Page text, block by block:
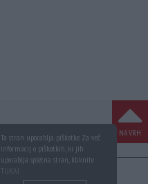
NA VRH
Ta stran uporablja piškotke. Za več
informacij o piškotkih, ki jih
uporablja spletna stran, kliknite
TUKAJ